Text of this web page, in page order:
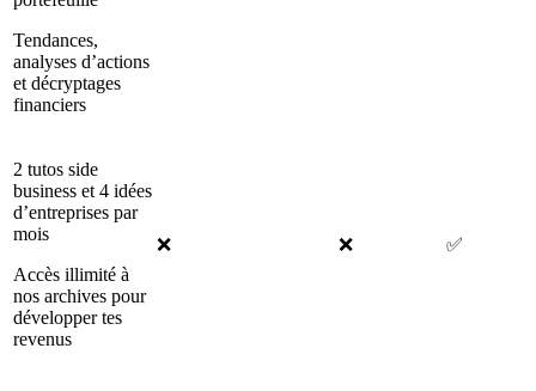
Tendances,
analyses d’actions
et décryptages
financiers
2 tutos side
business et 4 idées
d’entreprises par
mois
Accès illimité à
nos archives pour
développer tes
revenus
❌ ❌ ✅